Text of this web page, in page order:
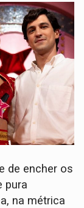
de encher os
pura
na métrica